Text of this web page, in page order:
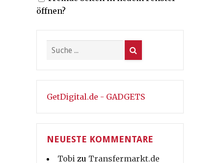
öffnen?
GetDigital.de - GADGETS
NEUESTE KOMMENTARE
Tobi zu Transfermarkt.de